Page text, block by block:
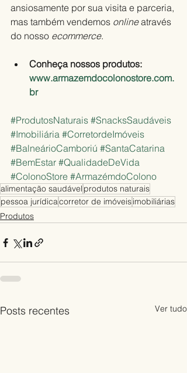
ansiosamente por sua visita e parceria,
mas também vendemos online através
do nosso ecommerce.
Conheça nossos produtos:
www.armazemdocolonostore.com.
br
#ProdutosNaturais #SnacksSaudáveis
#Imobiliária #CorretordeImóveis
#BalneárioCamboriú #SantaCatarina
#BemEstar #QualidadeDeVida
#ColonoStore #ArmazémdoColono
alimentação saudável produtos naturais
pessoa jurídicacorretor de imóveisimobiliárias
Produtos
Posts recentes Ver tudo